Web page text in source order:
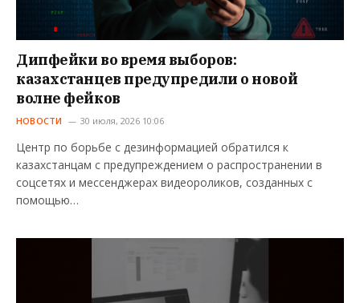
Дипфейки во время выборов:
казахстанцев предупредили о новой
волне фейков
НОВОСТИ 30 июля, 2026 10:06
Центр по борьбе с дезинформацией обратился к
казахстанцам с предупреждением о распространении в
соцсетях и мессенджерах видеороликов, созданных с
помощью…